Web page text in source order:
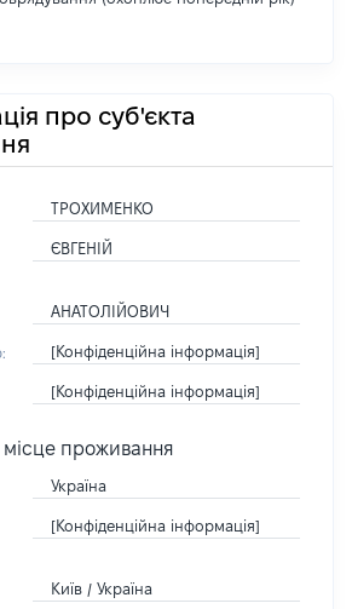
про суб'єкта
ТРОХИМЕНКО
ЄВГЕНІЙ
АНАТОЛІЙОВИЧ
[Конфіденційна інформація]
[Конфіденційна інформація]
проживання
Україна
[Конфіденційна інформація]
Київ / Україна